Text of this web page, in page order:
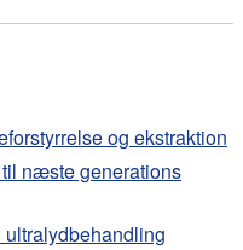
og ekstraktion
næste generations